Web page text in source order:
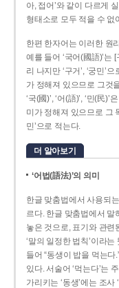
아, 접어’와 같이 다르게
형태소로 모두 적을 수 없
한편 한자어는 이러한 원
예를 들어 ‘국어(國語)’는
리 나지만 ‘구거’, ‘궁민’
가 정해져 있으므로 그것
‘국(國)’, ‘어(語)’, ‘민(民)’
미가 정해져 있으므로 그
민’으로 적는다.
더 알아보기
‘어법(語法)’의 의미
한글 맞춤법에서 사용되
르다. 한글 맞춤법에서 말
놓은 것으로, 표기와 관련
‘말의 일정한 법칙’이라
들어 “동생이 밥을 먹는
있다. 서술어 ‘먹는다’는
가리키는 ‘동생’에는 조사